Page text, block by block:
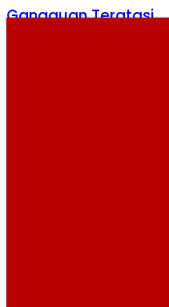
Gangguan Teratasi
Rumah di
Harga Pangan